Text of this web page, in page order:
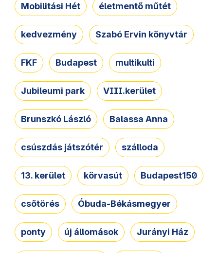
Mobilitási Hét életmentő műtét
kedvezmény Szabó Ervin könyvtár
FKF Budapest multikulti
Jubileumi park VIII.kerület
Brunszkó László Balassa Anna
csúszdás játszótér szálloda
13. kerület körvasút Budapest150
csőtörés Óbuda-Békásmegyer
ponty új állomások Jurányi Ház